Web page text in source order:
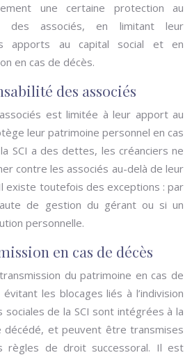
une certaine protection au
des associés, en limitant leur
apports au capital social et en
en cas de décès.
des associés
est limitée à leur apport au
leur patrimoine personnel en cas
SCI a des dettes, les créanciers ne
contre les associés au-delà de leur
existe toutefois des exceptions : par
de gestion du gérant ou si un
personnelle.
en cas de décès
du patrimoine en cas de
évitant les blocages liés à l’indivision
sociales de la SCI sont intégrées à la
décédé, et peuvent être transmises
règles de droit successoral. Il est